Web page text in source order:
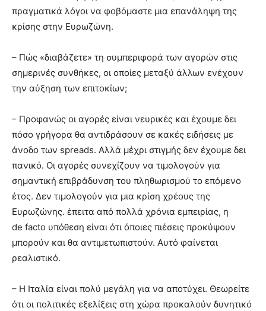
πραγματικά λόγοι να φοβόμαστε μια επανάληψη της
κρίσης στην Ευρωζώνη.
– Πώς «διαβάζετε» τη συμπεριφορά των αγορών στις
σημερινές συνθήκες, οι οποίες μεταξύ άλλων ενέχουν
την αύξηση των επιτοκίων;
– Προφανώς οι αγορές είναι νευρικές και έχουμε δει
πόσο γρήγορα θα αντιδράσουν σε κακές ειδήσεις με
άνοδο των spreads. Αλλά μέχρι στιγμής δεν έχουμε δει
πανικό. Οι αγορές συνεχίζουν να τιμολογούν για
σημαντική επιβράδυνση του πληθωρισμού το επόμενο
έτος. Δεν τιμολογούν για μια κρίση χρέους της
Ευρωζώνης. έπειτα από πολλά χρόνια εμπειρίας, η
de facto υπόθεση είναι ότι όποιες πιέσεις προκύψουν
μπορούν και θα αντιμετωπιστούν. Αυτό φαίνεται
ρεαλιστικό.
– Η Ιταλία είναι πολύ μεγάλη για να αποτύχει. Θεωρείτε
ότι οι πολιτικές εξελίξεις στη χώρα προκαλούν δυνητικό